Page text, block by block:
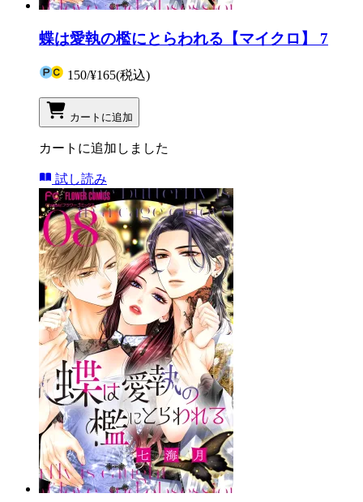
蝶は愛執の檻にとらわれる【マイクロ】 7
150/¥165(税込)
カートに追加
カートに追加しました
試し読み